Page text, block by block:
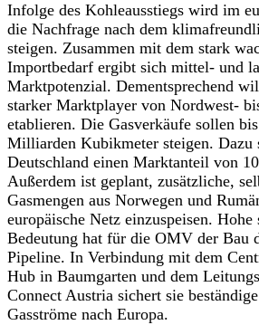
Infolge des Kohleausstiegs wird im
die Nachfrage nach dem
steigen. Zusammen mit dem stark
Importbedarf ergibt sich mittel- und
Marktpotenzial. Dementsprechend
starker Marktplayer von Nordwest-
etablieren. Die Gasverkäufe sollen
Milliarden Kubikmeter steigen.
Deutschland einen Marktanteil von
Außerdem ist geplant, zusätzliche,
Gasmengen aus Norwegen und
europäische Netz einzuspeisen. Hohe
Bedeutung hat für die OMV der Bau
Pipeline. In Verbindung mit dem
Hub in Baumgarten und dem
Connect Austria sichert sie
Gasströme nach Europa.